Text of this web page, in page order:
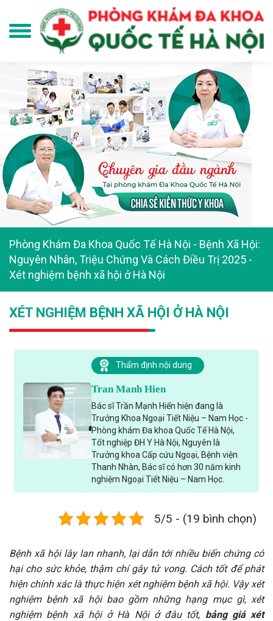
Phòng Khám Đa Khoa Quốc Tế Hà Nội - Bệnh Xã Hội:
Nguyên Nhân, Triệu Chứng Và Cách Điều Trị 2025 -
Xét nghiệm bệnh xã hội ở Hà Nội
XÉT NGHIỆM BỆNH XÃ HỘI Ở HÀ NỘI
Thẩm định nội dung
Tran Manh Hien
Bác sĩ Trần Mạnh Hiển hiện đang là
Trưởng Khoa Ngoại Tiết Niệu – Nam Học -
Phòng khám Đa khoa Quốc Tế Hà Nội,
Tốt nghiệp ĐH Y Hà Nội, Nguyên là
Trưởng khoa Cấp cứu Ngoại, Bệnh viện
Thanh Nhàn, Bác sĩ có hơn 30 năm kinh
nghiệm Ngoại Tiết Niệu – Nam Học.
5/5 - (19 bình chọn)
Bệnh xã hội lây lan nhanh, lại dẫn tới nhiều biến chứng có
hại cho sức khỏe, thậm chí gây tử vong. Cách tốt để phát
hiện chính xác là thực hiện xét nghiệm bệnh xã hội. Vậy xét
nghiệm bệnh xã hội bao gồm những hạng mục gì, xét
nghiệm bệnh xã hội ở Hà Nội ở đâu tốt, bảng giá xét